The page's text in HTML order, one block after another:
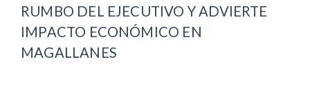
RUMBO DEL EJECUTIVO Y ADVIERTE
IMPACTO ECONÓMICO EN
MAGALLANES